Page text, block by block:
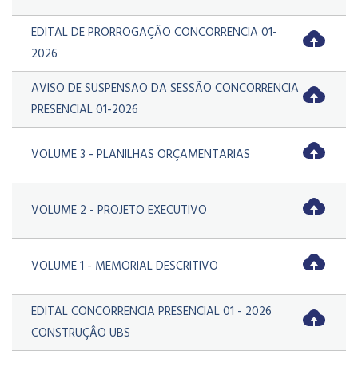
EDITAL DE PRORROGAÇÃO CONCORRENCIA 01-
2026
AVISO DE SUSPENSAO DA SESSÃO CONCORRENCIA
PRESENCIAL 01-2026
VOLUME 3 - PLANILHAS ORÇAMENTARIAS
VOLUME 2 - PROJETO EXECUTIVO
VOLUME 1 - MEMORIAL DESCRITIVO
EDITAL CONCORRENCIA PRESENCIAL 01 - 2026
CONSTRUÇÂO UBS